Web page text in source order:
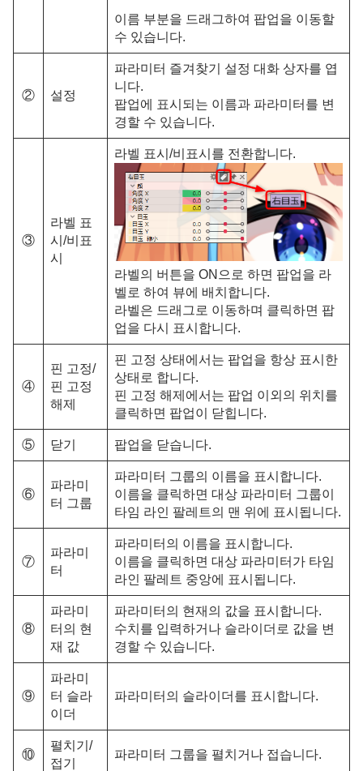
이름 부분을 드래그하여 팝업을 이동할
수 있습니다.
② 설정
파라미터 즐겨찾기 설정 대화 상자를 엽
니다.
팝업에 표시되는 이름과 파라미터를 변
경할 수 있습니다.
③
라벨 표
시/비표
시
라벨 표시/비표시를 전환합니다.
라벨의 버튼을 ON으로 하면 팝업을 라
벨로 하여 뷰에 배치합니다.
라벨은 드래그로 이동하며 클릭하면 팝
업을 다시 표시합니다.
④
핀 고정/
핀 고정
해제
핀 고정 상태에서는 팝업을 항상 표시한
상태로 합니다.
핀 고정 해제에서는 팝업 이외의 위치를
클릭하면 팝업이 닫힙니다.
⑤ 닫기 팝업을 닫습니다.
⑥
파라미
터 그룹
파라미터 그룹의 이름을 표시합니다.
이름을 클릭하면 대상 파라미터 그룹이
타임 라인 팔레트의 맨 위에 표시됩니다.
⑦
파라미
터
파라미터의 이름을 표시합니다.
이름을 클릭하면 대상 파라미터가 타임
라인 팔레트 중앙에 표시됩니다.
⑧
파라미
터의 현
재 값
파라미터의 현재의 값을 표시합니다.
수치를 입력하거나 슬라이더로 값을 변
경할 수 있습니다.
⑨
파라미
터 슬라
이더
파라미터의 슬라이더를 표시합니다.
⑩
펼치기/
접기
파라미터 그룹을 펼치거나 접습니다.